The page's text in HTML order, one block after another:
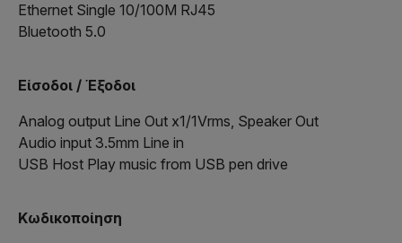
Ethernet Single 10/100M RJ45
Bluetooth 5.0
Είσοδοι / Έξοδοι
Analog output Line Out x1/1Vrms, Speaker Out
Audio input 3.5mm Line in
USB Host Play music from USB pen drive
Κωδικοποίηση